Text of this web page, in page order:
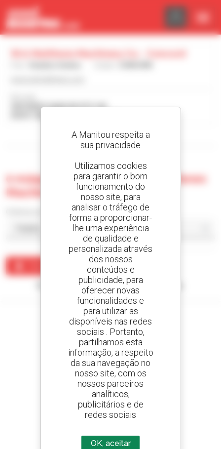
309 SHEEP DAVIS RD RTE 106
Visualizar os filtros de pesquisa
0 máquina usada no W.d. Matthews
Machinery Co. - Concord
Nenhum resultado corresponde à sua pesquisa.
Crie os seus alertas
e receba anúncios de equipamentos usados
800 concessionários
A Manitou em todo o mundo
Painel de Gerenciamento de Cookies
A Manitou respeita a
sua privacidade
Utilizamos cookies
para garantir o bom
funcionamento do
nosso site, para
analisar o tráfego de
forma a proporcionar-
lhe uma experiência
de qualidade e
personalizada através
dos nossos
conteúdos e
publicidade, para
oferecer novas
funcionalidades e
para utilizar as
disponíveis nas redes
sociais . Portanto,
partilhamos esta
informação, a respeito
da sua navegação no
nosso site, com os
nossos parceiros
analíticos,
publicitários e de
redes sociais
OK, aceitar